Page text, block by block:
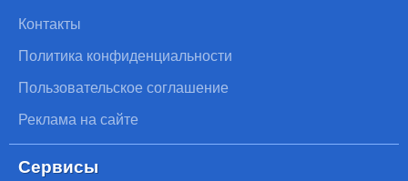
Контакты
Политика конфиденциальности
Пользовательское соглашение
Реклама на сайте
Сервисы